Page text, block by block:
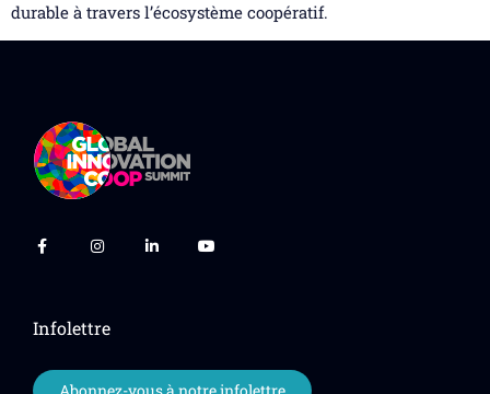
durable à travers l’écosystème coopératif.
Infolettre